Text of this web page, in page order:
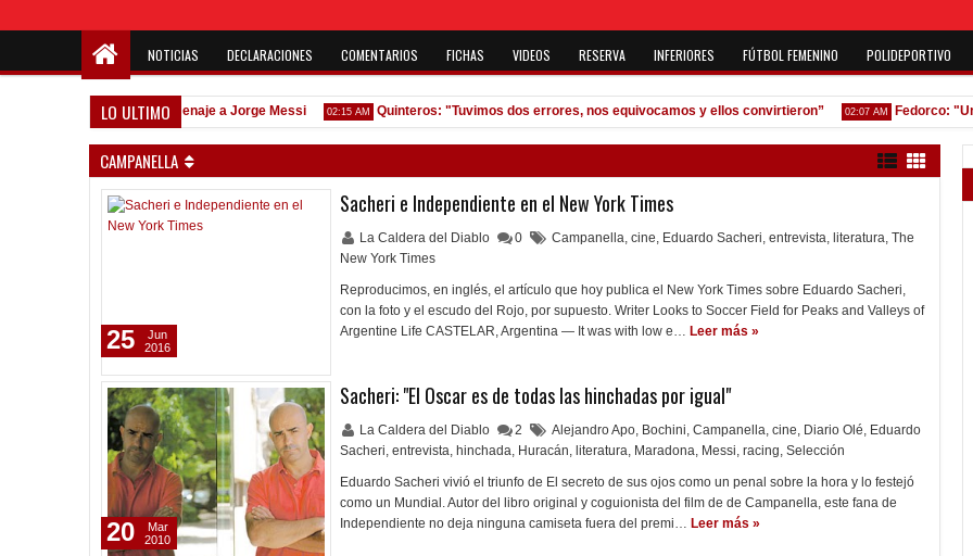
NOTICIAS DECLARACIONES COMENTARIOS FICHAS VIDEOS RESERVA INFERIORES FÚTBOL FEMENINO POLIDEPORTIVO
LO ULTIMO
11:47 AM Homenaje a Jorge Messi 02:15 AM Quinteros: "Tuvimos dos errores, nos equivocamos y ellos convirtieron” 02:07 AM Fedorco: "Un
CAMPANELLA
Sacheri e Independiente en el New York Times
La Caldera del Diablo 0 Campanella, cine, Eduardo Sacheri, entrevista, literatura, The
New York Times
Reproducimos, en inglés, el artículo que hoy publica el New York Times sobre Eduardo Sacheri,
con la foto y el escudo del Rojo, por supuesto. Writer Looks to Soccer Field for Peaks and Valleys of
Argentine Life CASTELAR, Argentina — It was with low e… Leer más »
25
Jun
2016
Sacheri: "El Oscar es de todas las hinchadas por igual"
La Caldera del Diablo 2 Alejandro Apo, Bochini, Campanella, cine, Diario Olé, Eduardo
Sacheri, entrevista, hinchada, Huracán, literatura, Maradona, Messi, racing, Selección
Eduardo Sacheri vivió el triunfo de El secreto de sus ojos como un penal sobre la hora y lo festejó
como un Mundial. Autor del libro original y coguionista del film de de Campanella, este fana de
Independiente no deja ninguna camiseta fuera del premi… Leer más »
20
Mar
2010